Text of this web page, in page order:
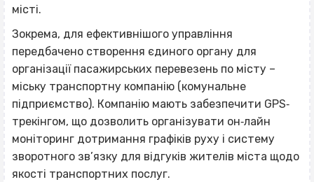
місті.
Зокрема, для ефективнішого управління
передбачено створення єдиного органу для
організації пасажирських перевезень по місту –
міську транспортну компанію (комунальне
підприємство). Компанію мають забезпечити GPS‐
трекінгом, що дозволить організувати он‐лайн
моніторинг дотримання графіків руху і систему
зворотного зв’язку для відгуків жителів міста щодо
якості транспортних послуг.